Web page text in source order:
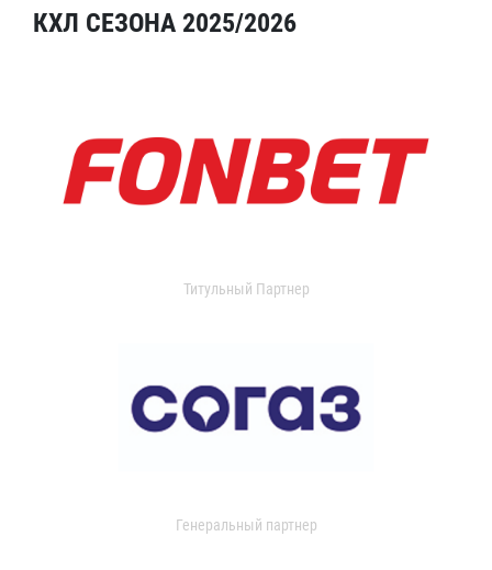
КХЛ СЕЗОНА 2025/2026
Титульный Партнер
Генеральный партнер